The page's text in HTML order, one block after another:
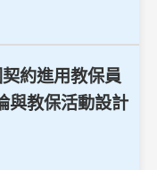
約進用教保員
與教保活動設計